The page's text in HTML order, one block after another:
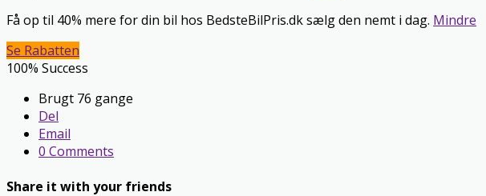
Få op til 40% mere for din bil hos BedsteBilPris.dk sælg den nemt i dag. Mindre
Se Rabatten
100% Success
Brugt 76 gange
Del
Email
0 Comments
Share it with your friends